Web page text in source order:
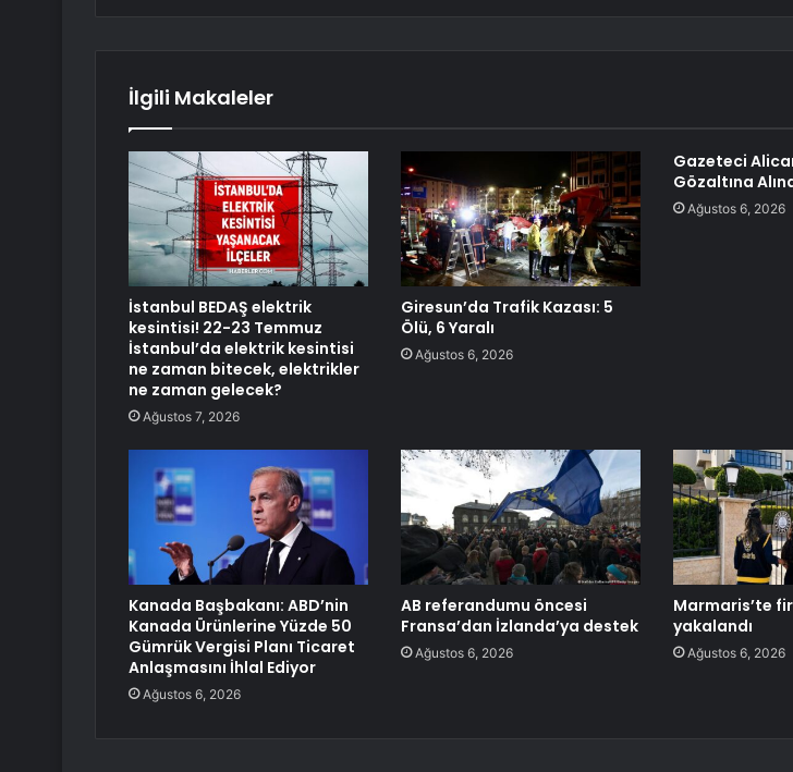
İlgili Makaleler
İstanbul BEDAŞ elektrik
kesintisi! 22-23 Temmuz
İstanbul’da elektrik kesintisi
ne zaman bitecek, elektrikler
ne zaman gelecek?
Ağustos 7, 2026
Giresun’da Trafik Kazası: 5
Ölü, 6 Yaralı
Ağustos 6, 2026
Gazeteci
Gözaltına
Ağustos 6, 2026
Kanada Başbakanı: ABD’nin
Kanada Ürünlerine Yüzde 50
Gümrük Vergisi Planı Ticaret
Anlaşmasını İhlal Ediyor
Ağustos 6, 2026
AB referandumu öncesi
Fransa’dan İzlanda’ya destek
Ağustos 6, 2026
Marmaris’te
yakalandı
Ağustos 6, 2026